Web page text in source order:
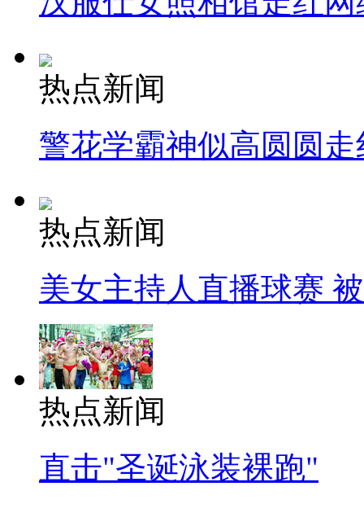
热点新闻
警花学霸神似高圆圆走
热点新闻
美女主持人直播球赛
热点新闻
直击"圣诞泳装裸跑"